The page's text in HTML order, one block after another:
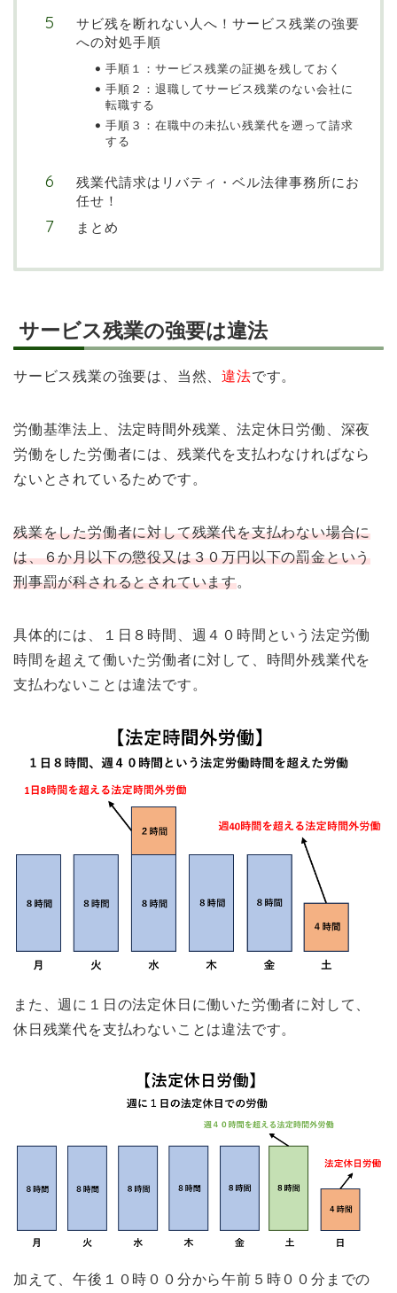
サビ残を断れない人へ！サービス残業の強要
への対処手順
手順１：サービス残業の証拠を残しておく
手順２：退職してサービス残業のない会社に
転職する
手順３：在職中の未払い残業代を遡って請求
する
残業代請求はリバティ・ベル法律事務所にお
任せ！
まとめ
サービス残業の強要は違法
サービス残業の強要は、当然、違法です。
労働基準法上、法定時間外残業、法定休日労働、深夜
労働をした労働者には、残業代を支払わなければなら
ないとされているためです。
残業をした労働者に対して残業代を支払わない場合に
は、６か月以下の懲役又は３０万円以下の罰金という
刑事罰が科されるとされています。
具体的には、１日８時間、週４０時間という法定労働
時間を超えて働いた労働者に対して、時間外残業代を
支払わないことは違法です。
また、週に１日の法定休日に働いた労働者に対して、
休日残業代を支払わないことは違法です。
加えて、午後１０時００分から午前５時００分までの